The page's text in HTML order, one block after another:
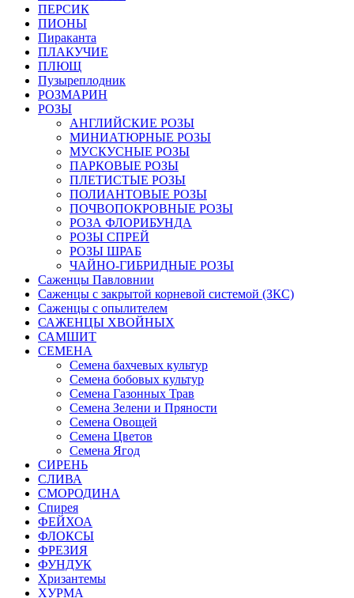
ПЕРСИК
ПИОНЫ
Пираканта
ПЛАКУЧИЕ
ПЛЮЩ
Пузыреплодник
РОЗМАРИН
РОЗЫ
АНГЛИЙСКИЕ РОЗЫ
МИНИАТЮРНЫЕ РОЗЫ
МУСКУСНЫЕ РОЗЫ
ПАРКОВЫЕ РОЗЫ
ПЛЕТИСТЫЕ РОЗЫ
ПОЛИАНТОВЫЕ РОЗЫ
ПОЧВОПОКРОВНЫЕ РОЗЫ
РОЗА ФЛОРИБУНДА
РОЗЫ СПРЕЙ
РОЗЫ ШРАБ
ЧАЙНО-ГИБРИДНЫЕ РОЗЫ
Саженцы Павловнии
Саженцы с закрытой корневой системой (ЗКС)
Саженцы с опылителем
САЖЕНЦЫ ХВОЙНЫХ
САМШИТ
СЕМЕНА
Семена бахчевых культур
Семена бобовых культур
Семена Газонных Трав
Семена Зелени и Пряности
Семена Овощей
Семена Цветов
Семена Ягод
СИРЕНЬ
СЛИВА
СМОРОДИНА
Спирея
ФЕЙХОА
ФЛОКСЫ
ФРЕЗИЯ
ФУНДУК
Хризантемы
ХУРМА